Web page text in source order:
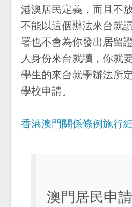
港澳居民定義，而且不
不能以這個辦法來台就
署也不會為你發出居留
人身份來台就讀，你就
學生的來台就學辦法所
學校申請。
香港澳門關係條例施行
澳門居民申